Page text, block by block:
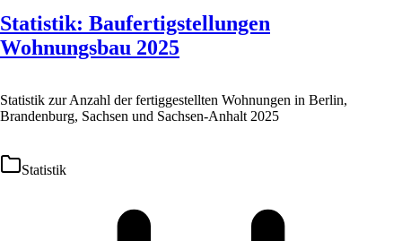
Statistik: Baufertigstellungen
Wohnungsbau 2025
Statistik zur Anzahl der fertiggestellten Wohnungen in Berlin,
Brandenburg, Sachsen und Sachsen-Anhalt 2025
Statistik